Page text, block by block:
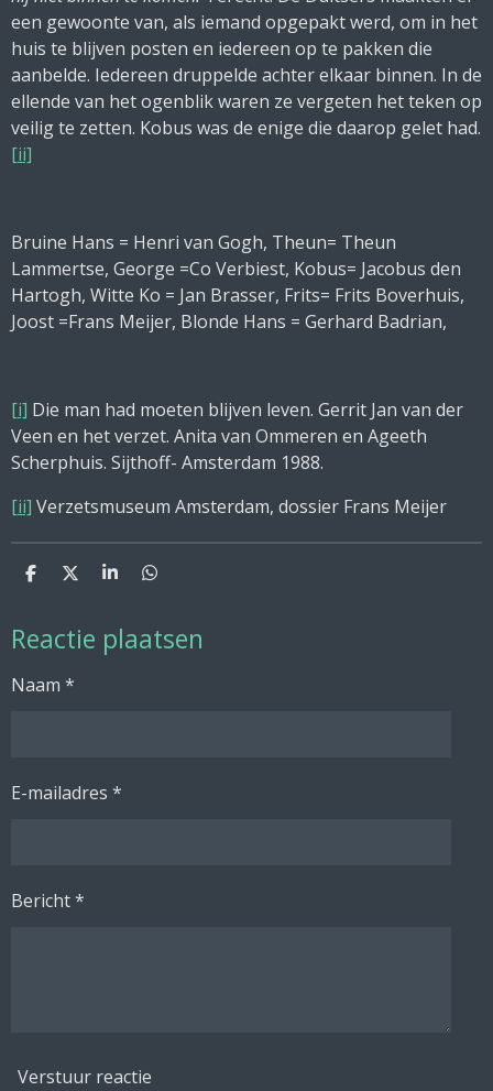
een gewoonte van, als iemand opgepakt werd, om in het
huis te blijven posten en iedereen op te pakken die
aanbelde. Iedereen druppelde achter elkaar binnen. In de
ellende van het ogenblik waren ze vergeten het teken op
veilig te zetten. Kobus was de enige die daarop gelet had.
[ii]
Bruine Hans = Henri van Gogh, Theun= Theun
Lammertse, George =Co Verbiest, Kobus= Jacobus den
Hartogh, Witte Ko = Jan Brasser, Frits= Frits Boverhuis,
Joost =Frans Meijer, Blonde Hans = Gerhard Badrian,
[i] Die man had moeten blijven leven. Gerrit Jan van der
Veen en het verzet. Anita van Ommeren en Ageeth
Scherphuis. Sijthoff- Amsterdam 1988.
[ii] Verzetsmuseum Amsterdam, dossier Frans Meijer
D
e
n
D
l
S
r
e
D
e
n
Reactie plaatsen
Naam *
E-mailadres *
Bericht *
Verstuur reactie